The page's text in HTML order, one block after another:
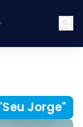
Seu Jorge"